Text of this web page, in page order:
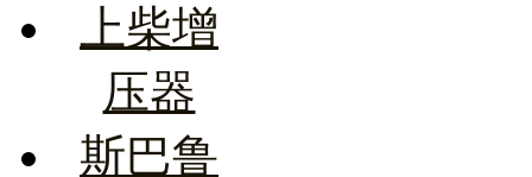
上柴增
压器
斯巴鲁